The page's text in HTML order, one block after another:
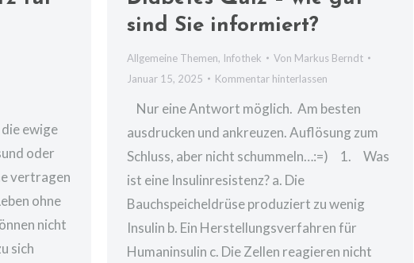
ewige
oder
vertragen
ohne
nicht
sich
sind Sie informiert?
Allgemeine Themen, Infothek Von Markus Berndt
Januar 15, 2025
Kommentar hinterlassen
Nur eine Antwort möglich. Am besten
ausdrucken und ankreuzen. Auflösung zum
Schluss, aber nicht schummeln…:=) 1. Was
ist eine Insulinresistenz? a. Die
Bauchspeicheldrüse produziert zu wenig
Insulin b. Ein Herstellungsverfahren für
Humaninsulin c. Die Zellen reagieren nicht